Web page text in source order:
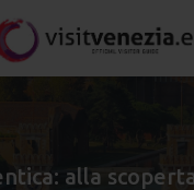
alla